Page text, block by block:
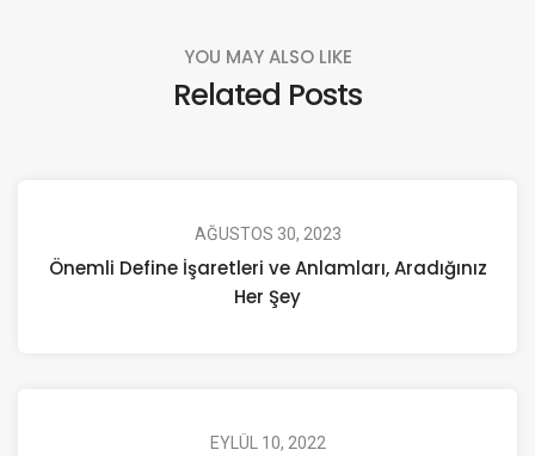
YOU MAY ALSO LIKE
Related Posts
AĞUSTOS 30, 2023
Önemli Define İşaretleri ve Anlamları, Aradığınız
Her Şey
EYLÜL 10, 2022